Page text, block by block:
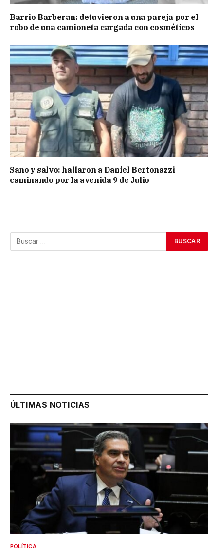
Barrio Barberan: detuvieron a una pareja por el
robo de una camioneta cargada con cosméticos
Sano y salvo: hallaron a Daniel Bertonazzi
caminando por la avenida 9 de Julio
ÚLTIMAS NOTICIAS
POLÍTICA